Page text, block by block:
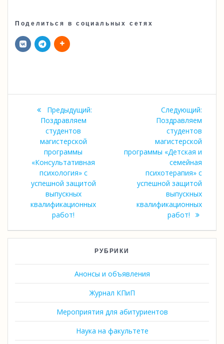
Поделиться в социальных сетях
Навигация
записям
Предыдущий:Предыдущая
Поздравляем
студентов
магистерской
программы
«Консультативная
психология» с
успешной защитой
выпускных
квалификационных
работ!
Следующий:
Поздравляем
студентов
магистерской
программы «Детская и
семейная
психотерапия» с
успешной защитой
выпускных
квалификационных
работ!
РУБРИКИ
Анонсы и объявления
Журнал КПиП
Мероприятия для абитуриентов
Наука на факультете